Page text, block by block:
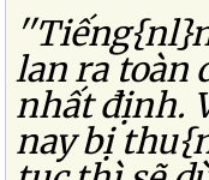
lan ra toàn
nhất định.
nay bị